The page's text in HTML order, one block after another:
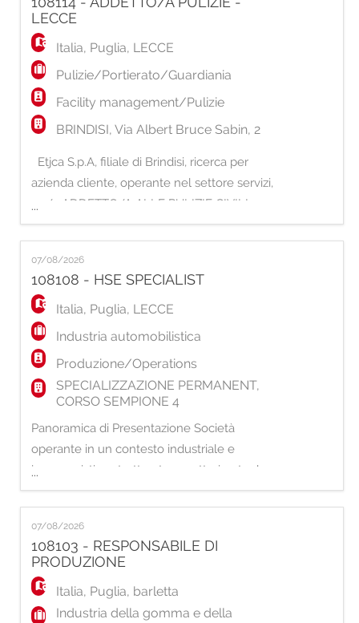
impianti e delle apparecchiature presenti
nello stabilimento, intervenendo in caso di
anomalie e contribuendo a
LECCE
Italia, Puglia, LECCE
Pulizie/Portierato/Guardiania
Facility management/Pulizie
BRINDISI, Via Albert Bruce Sabin, 2
Etjca S.p.A, filiale di Brindisi, ricerca per
azienda cliente, operante nel settore servizi,
un/a ADDETTO/A ALLE PULIZIE CIVILI
Requisiti: · Pregressa esperienza nella
mansione (pulizia di negozi e/o centri
commerciali) · Disponibilità immediata:
la selezione ha carattere d'urgenza Luogo di
lavoro: Lecce Orario di lavoro: pa
...
07/08/2026
108108 - HSE SPECIALIST
Italia, Puglia, LECCE
Industria automobilistica
Produzione/Operations
SPECIALIZZAZIONE PERMANENT,
CORSO SEMPIONE 4
Panoramica di Presentazione Società
operante in un contesto industriale e
ingegneristico strutturato, caratterizzata da
un contesto operativo complesso e
altamente regolamentato ricerca un/una
HSE Specialist con focus ambientale
all'interno della funzione Ambiente, Salute e
Sicurezza. Job Title e finalità di Ruolo: HSE
SPECIALIST La risorsa
...
07/08/2026
108103 - RESPONSABILE DI
PRODUZIONE
Italia, Puglia, barletta
Industria della gomma e della